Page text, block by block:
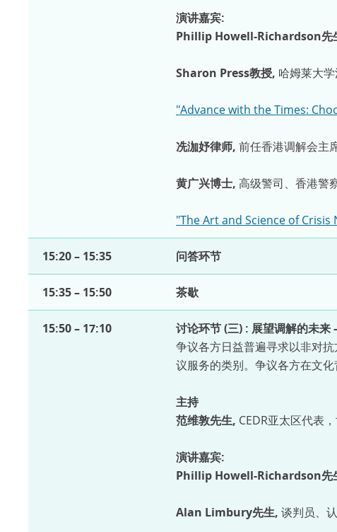
演讲嘉宾:
Phillip Howell-Richardson先
Sharon Press教授, 哈姆莱大
"Advance with the Times:
冼泇妤律师, 前任香港调解会主
黄广兴博士, 高级警司、香港警
"The Art and Science of
15:20 – 15:35 问答环节
15:35 – 15:50 茶歇
15:50 – 17:10
讨论环节 (三) : 展望调解的未
争议各方日益普遍寻求以非对
议服务的类别。争议各方在文
主持
范维敦先生, CEDR亚太区代表
演讲嘉宾:
Phillip Howell-Richardson先
Alan Limbury先生, 谈判员、